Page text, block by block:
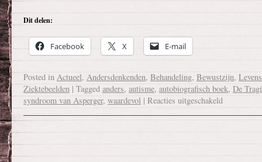
Dit delen:
Facebook X E-mail
Posted in Actueel, Andersdenkenden, Behandeling, Bewustzijn,
Ziektebeelden | Tagged anders, autisme, autobiografisch boek, De
syndroom van Asperger, waardevol | Reacties uitgeschakeld